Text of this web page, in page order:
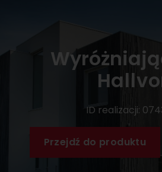
ID realizacji:
Przejdź do produktu